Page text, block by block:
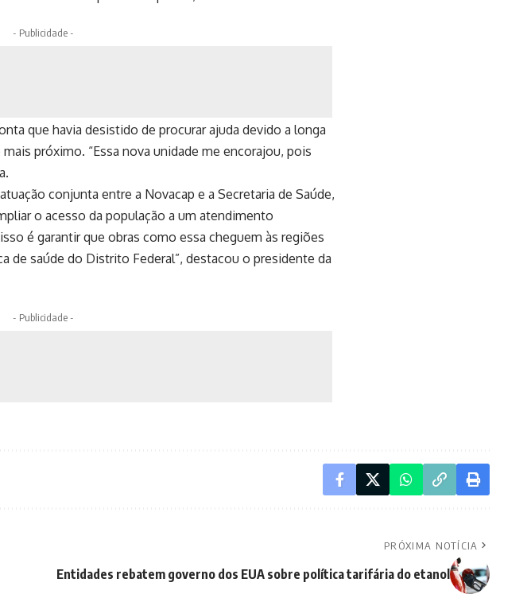
- Publicidade -
que havia desistido de procurar ajuda devido a longa
próximo. “Essa nova unidade me encorajou, pois
conjunta entre a Novacap e a Secretaria de Saúde,
o acesso da população a um atendimento
é garantir que obras como essa cheguem às regiões
de saúde do Distrito Federal”, destacou o presidente da
- Publicidade -
PRÓXIMA NOTÍCIA
Entidades rebatem governo dos EUA sobre política tarifária do etanol